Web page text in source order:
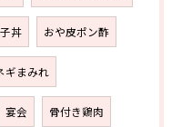
丼 おや皮ポン酢
ギまみれ
宴会 骨付き鶏肉